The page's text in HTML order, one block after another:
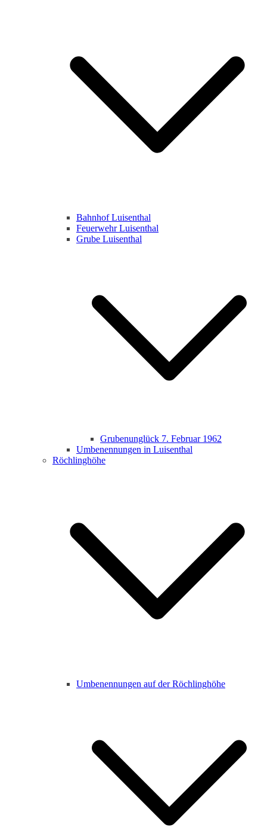
Bahnhof Luisenthal
Feuerwehr Luisenthal
Grube Luisenthal
Grubenunglück 7. Februar 1962
Umbenennungen in Luisenthal
Röchlinghöhe
Umbenennungen auf der Röchlinghöhe